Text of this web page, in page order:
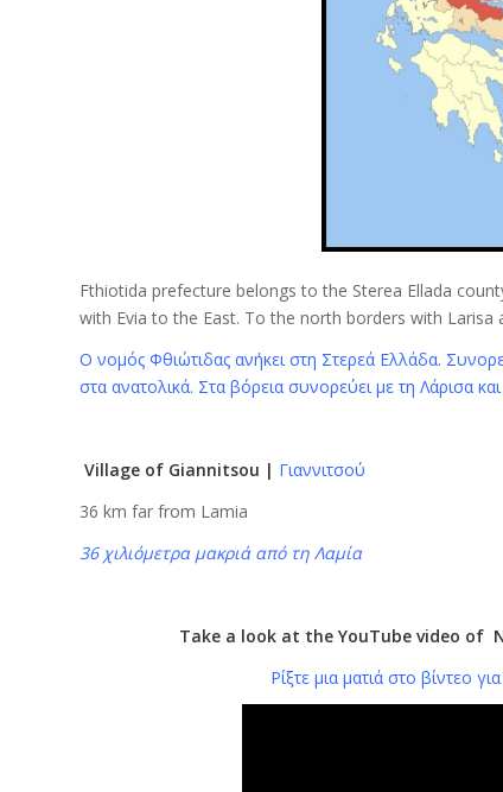
Fthiotida prefecture belongs to the Sterea Ellada
with Evia to the East. To the north borders with
Ο νομός Φθιώτιδας ανήκει στη Στερεά Ελλάδα.
στα ανατολικά. Στα βόρεια συνορεύει με τη Λάρισα
Village of Giannitsou | Γιαννιτσού
36 km far from Lamia
36 χιλιόμετρα μακριά από τη Λαμία
Take a look at the YouTube video of
Ρίξτε μια ματιά στο βίντεο